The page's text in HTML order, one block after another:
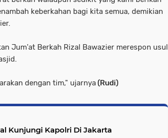
keberkahan bagi kita semua, demikian
Jum'at Berkah Rizal Bawazier merespon usul
dengan tim," ujarnya(Rudi)
Kunjungi Kapolri Di Jakarta